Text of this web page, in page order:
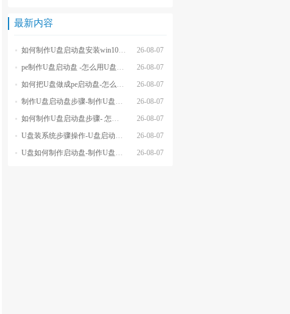
最新内容
26-08-07
如何制作U盘启动盘安装win10系统-怎么制作U盘启动盘安装win10系
26-08-07
pe制作U盘启动盘 -怎么用U盘制作pe系统启动盘
26-08-07
如何把U盘做成pe启动盘-怎么把U盘做成pe启动盘
26-08-07
制作U盘启动盘步骤-制作U盘启动盘详细方法
26-08-07
如何制作U盘启动盘步骤- 怎么制作U盘启动盘步骤
26-08-07
U盘装系统步骤操作-U盘启动重装系统步骤
26-08-07
U盘如何制作启动盘-制作U盘启动盘重装